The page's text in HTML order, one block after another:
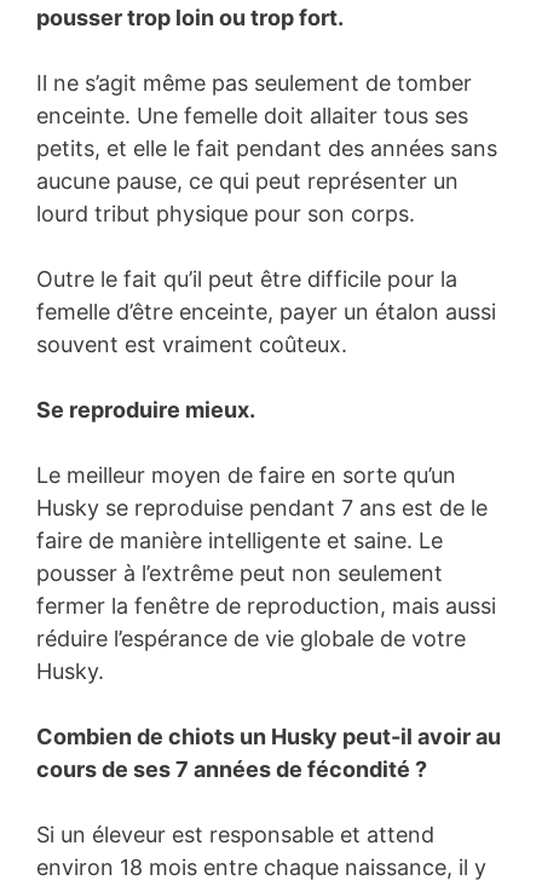
pousser trop loin ou trop fort.
Il ne s’agit même pas seulement de tomber
enceinte. Une femelle doit allaiter tous ses
petits, et elle le fait pendant des années sans
aucune pause, ce qui peut représenter un
lourd tribut physique pour son corps.
Outre le fait qu’il peut être difficile pour la
femelle d’être enceinte, payer un étalon aussi
souvent est vraiment coûteux.
Se reproduire mieux.
Le meilleur moyen de faire en sorte qu’un
Husky se reproduise pendant 7 ans est de le
faire de manière intelligente et saine. Le
pousser à l’extrême peut non seulement
fermer la fenêtre de reproduction, mais aussi
réduire l’espérance de vie globale de votre
Husky.
Combien de chiots un Husky peut-il avoir au
cours de ses 7 années de fécondité ?
Si un éleveur est responsable et attend
environ 18 mois entre chaque naissance, il y